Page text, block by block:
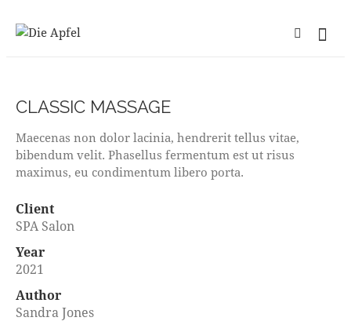
CLASSIC MASSAGE
Maecenas non dolor lacinia, hendrerit tellus vitae,
bibendum velit. Phasellus fermentum est ut risus
maximus, eu condimentum libero porta.
Client
SPA Salon
Year
2021
Author
Sandra Jones